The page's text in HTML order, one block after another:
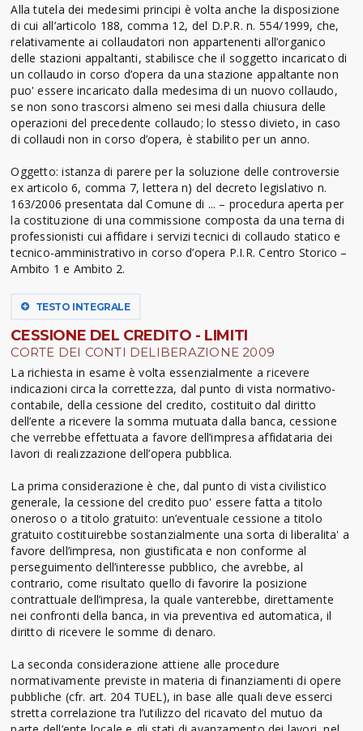
Alla tutela dei medesimi principi è volta anche la disposizione
di cui all’articolo 188, comma 12, del D.P.R. n. 554/1999, che,
relativamente ai collaudatori non appartenenti all’organico
delle stazioni appaltanti, stabilisce che il soggetto incaricato di
un collaudo in corso d’opera da una stazione appaltante non
puo' essere incaricato dalla medesima di un nuovo collaudo,
se non sono trascorsi almeno sei mesi dalla chiusura delle
operazioni del precedente collaudo; lo stesso divieto, in caso
di collaudi non in corso d’opera, è stabilito per un anno.
Oggetto: istanza di parere per la soluzione delle controversie
ex articolo 6, comma 7, lettera n) del decreto legislativo n.
163/2006 presentata dal Comune di ... – procedura aperta per
la costituzione di una commissione composta da una terna di
professionisti cui affidare i servizi tecnici di collaudo statico e
tecnico-amministrativo in corso d’opera P.I.R. Centro Storico –
Ambito 1 e Ambito 2.
TESTO INTEGRALE
CESSIONE DEL CREDITO - LIMITI
CORTE DEI CONTI DELIBERAZIONE 2009
La richiesta in esame è volta essenzialmente a ricevere
indicazioni circa la correttezza, dal punto di vista normativo-
contabile, della cessione del credito, costituito dal diritto
dell’ente a ricevere la somma mutuata dalla banca, cessione
che verrebbe effettuata a favore dell’impresa affidataria dei
lavori di realizzazione dell’opera pubblica.
La prima considerazione è che, dal punto di vista civilistico
generale, la cessione del credito puo' essere fatta a titolo
oneroso o a titolo gratuito: un’eventuale cessione a titolo
gratuito costituirebbe sostanzialmente una sorta di liberalita' a
favore dell’impresa, non giustificata e non conforme al
perseguimento dell’interesse pubblico, che avrebbe, al
contrario, come risultato quello di favorire la posizione
contrattuale dell’impresa, la quale vanterebbe, direttamente
nei confronti della banca, in via preventiva ed automatica, il
diritto di ricevere le somme di denaro.
La seconda considerazione attiene alle procedure
normativamente previste in materia di finanziamenti di opere
pubbliche (cfr. art. 204 TUEL), in base alle quali deve esserci
stretta correlazione tra l’utilizzo del ricavato del mutuo da